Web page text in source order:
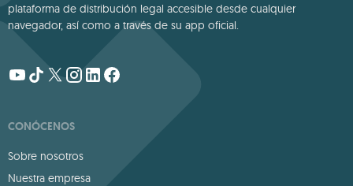
plataforma de distribución legal accesible desde cualquier
navegador, así como a través de su app oficial.
CONÓCENOS
Sobre nosotros
Nuestra empresa